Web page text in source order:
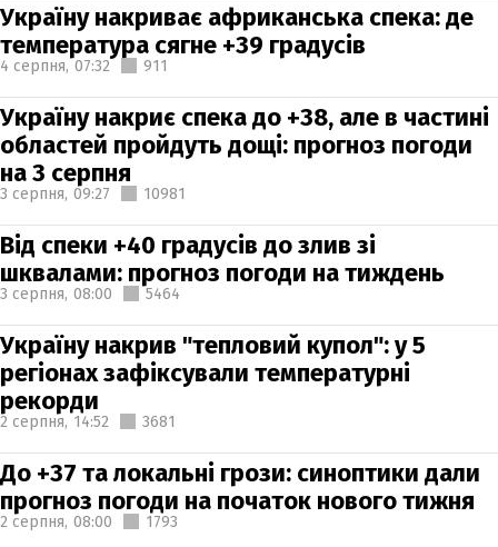
Україну накриває африканська спека: де
температура сягне +39 градусів
4 серпня, 07:32 911
Україну накриє спека до +38, але в частині
областей пройдуть дощі: прогноз погоди
на 3 серпня
3 серпня, 09:27 10981
Від спеки +40 градусів до злив зі
шквалами: прогноз погоди на тиждень
3 серпня, 08:00 5464
Україну накрив "тепловий купол": у 5
регіонах зафіксували температурні
рекорди
2 серпня, 14:52 3681
До +37 та локальні грози: синоптики дали
прогноз погоди на початок нового тижня
2 серпня, 08:00 1793